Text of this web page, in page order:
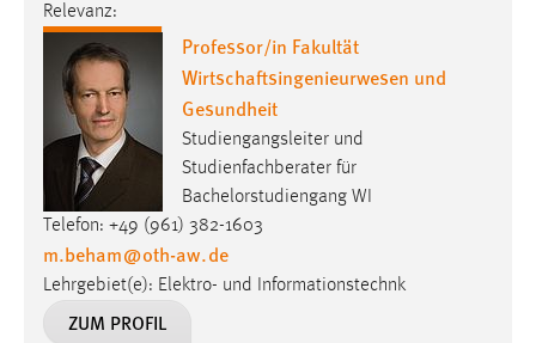
Relevanz:
Professor/in Fakultät
Wirtschaftsingenieurwesen und
Gesundheit
Studiengangsleiter und
Studienfachberater für
Bachelorstudiengang WI
Telefon: +49 (961) 382-1603
m.beham@oth-aw.de
Lehrgebiet(e): Elektro- und Informationstechnk
ZUM PROFIL